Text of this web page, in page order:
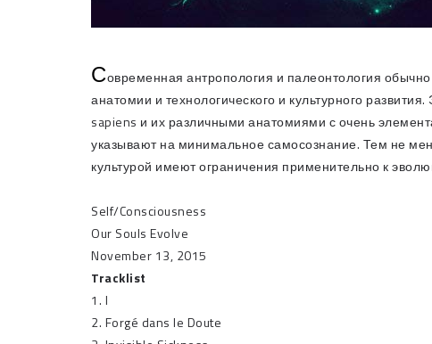
Современная антропология и палеонтология
анатомии и технологического и культурного
sapiens и их различными анатомиями с очень
указывают на минимальное самосознание. Тем не
культурой имеют ограничения применительно к
Self/Consciousness
Our Souls Evolve
November 13, 2015
Tracklist
1. I
2. Forgé dans le Doute